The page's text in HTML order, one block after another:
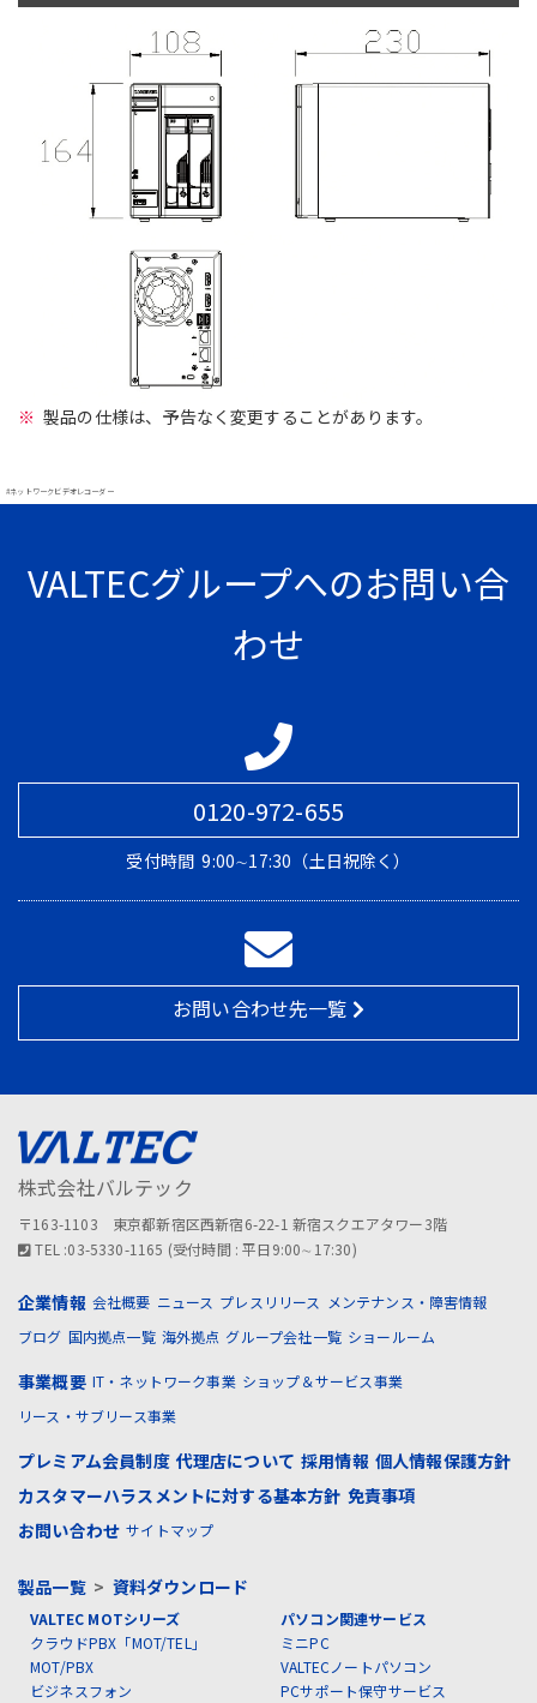
製品の仕様は、予告なく変更することがあります。
#ネットワークビデオレコーダー
VALTECグループへのお問い合
わせ
0120-972-655
受付時間 9:00∼17:30（土日祝除く）
お問い合わせ先一覧
株式会社バルテック
〒163-1103 東京都新宿区西新宿6-22-1 新宿スクエアタワー3階
TEL :03-5330-1165 (受付時間 : 平日9:00∼17:30)
企業情報 会社概要 ニュース プレスリリース
メンテナンス・障害情報
ブログ 国内拠点一覧 海外拠点 グループ会社一覧 ショールーム
事業概要 IT・ネットワーク事業 ショップ＆サービス事業
リース・サブリース事業
プレミアム会員制度 代理店について 採用情報 個人情報保護方針
カスタマーハラスメントに対する基本方針 免責事項
お問い合わせ サイトマップ
製品一覧> 資料ダウンロード
VALTEC MOTシリーズ
クラウドPBX「MOT/TEL」
MOT/PBX
ビジネスフォン
パソコン関連サービス
ミニPC
VALTECノートパソコン
PCサポート保守サービス